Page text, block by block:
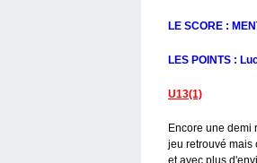
LE SCORE :
LES POINTS :
U13(1)
Encore une demi
jeu retrouvé mais
et avec plus